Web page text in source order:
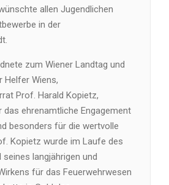
allen Jugendlichen
in der
zum Wiener Landtag und
Helfer Wiens,
Prof. Harald Kopietz,
das ehrenamtliche Engagement
besonders für die wertvolle
Kopietz wurde im Laufe des
langjährigen und
für das Feuerwehrwesen